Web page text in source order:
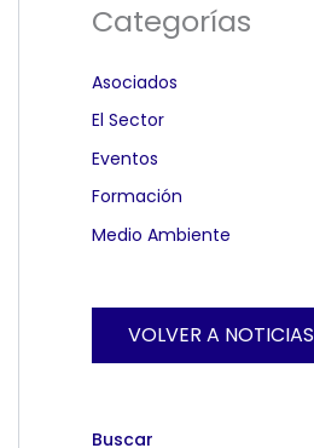
Categorías
Asociados
El Sector
Eventos
Formación
Medio Ambiente
VOLVER A NOTICIAS
Buscar